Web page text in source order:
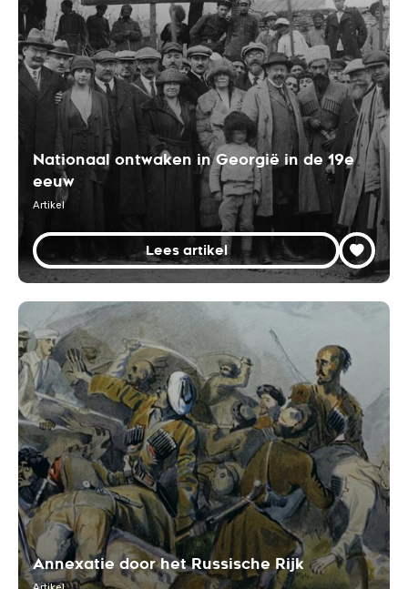
Nationaal ontwaken in Georgië in de 19e
eeuw
Artikel
Lees artikel
Annexatie door het Russische Rijk